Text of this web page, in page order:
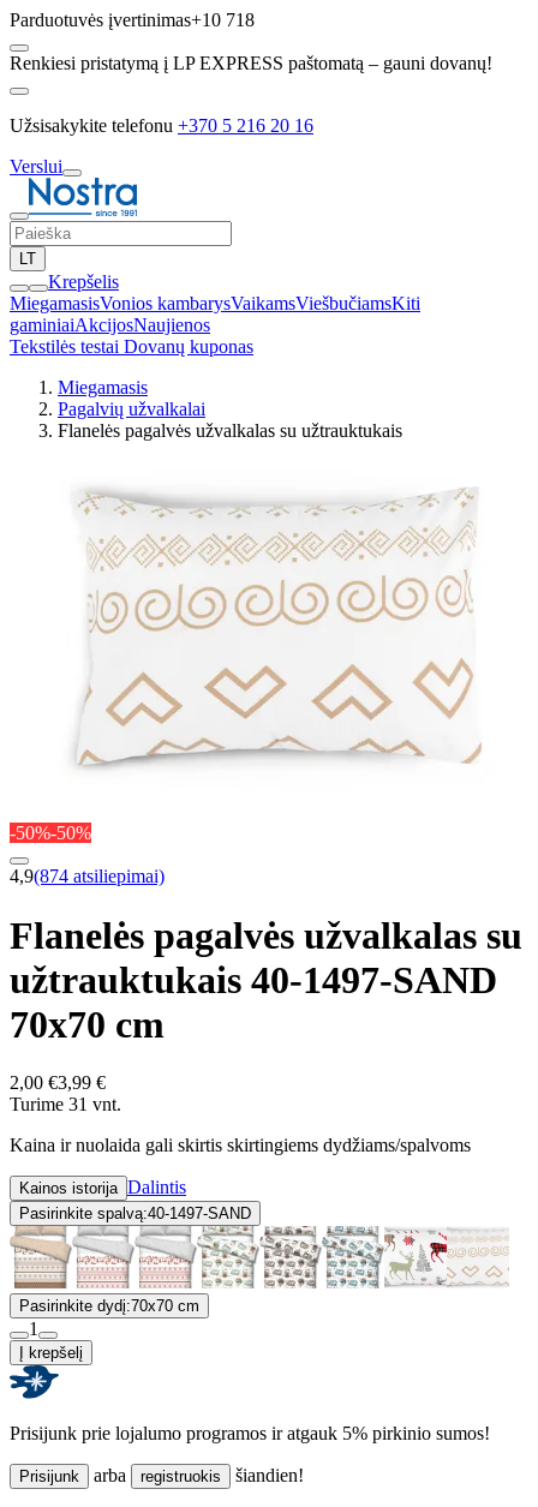
Parduotuvės įvertinimas+10 718
Renkiesi pristatymą į LP EXPRESS paštomatą – gauni dovanų!
Užsisakykite telefonu +370 5 216 20 16
Verslui
LT
Krepšelis
MiegamasisVonios kambarysVaikamsViešbučiamsKiti
gaminiaiAkcijosNaujienos
Tekstilės testai Dovanų kuponas
Miegamasis
Pagalvių užvalkalai
Flanelės pagalvės užvalkalas su užtrauktukais
-50%-50%
4,9(874 atsiliepimai)
Flanelės pagalvės užvalkalas su
užtrauktukais 40-1497-SAND
70x70 cm
2,00 €3,99 €
Turime 31 vnt.
Kaina ir nuolaida gali skirtis skirtingiems dydžiams/spalvoms
Kainos istorija Dalintis
Pasirinkite spalvą:40-1497-SAND
Pasirinkite dydį:70x70 cm
1
Į krepšelį
Prisijunk prie lojalumo programos ir atgauk 5% pirkinio sumos!
Prisijunk arba registruokis šiandien!